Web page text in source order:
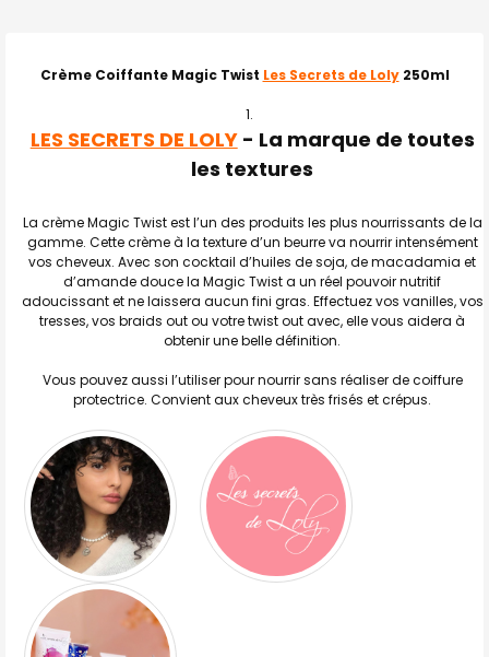
ENSEMBLE
TOUT
LA
SÉLECTION
AU PANIER
Crème Coiffante Magic Twist Les Secrets de Loly250ml
LES SECRETS DE LOLY- La marque de toutes
les textures
La crème Magic Twist est l’un des produits les plus nourrissants de la
gamme. Cette crème à la texture d’un beurre va nourrir intensément
vos cheveux. Avec son cocktail d’huiles de soja, de macadamia et
d’amande douce la Magic Twist a un réel pouvoir nutritif
adoucissant et ne laissera aucun fini gras. Effectuez vos vanilles, vos
tresses, vos braids out ou votre twist out avec, elle vous aidera à
obtenir une belle définition.
Vous pouvez aussi l’utiliser pour nourrir sans réaliser de coiffure
protectrice. Convient aux cheveux très frisés et crépus.